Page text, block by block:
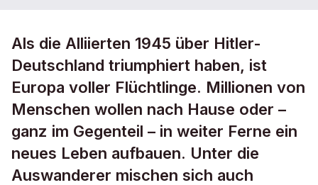
Als die Alliierten 1945 über Hitler-
Deutschland triumphiert haben, ist
Europa voller Flüchtlinge. Millionen von
Menschen wollen nach Hause oder –
ganz im Gegenteil – in weiter Ferne ein
neues Leben aufbauen. Unter die
Auswanderer mischen sich auch